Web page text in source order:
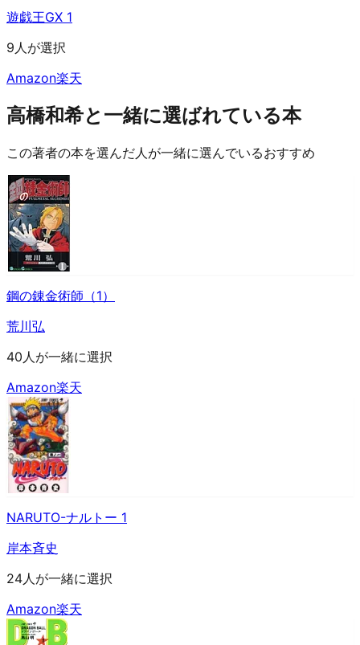
遊戯王GX 1
9人が選択
Amazon楽天
高橋和希と一緒に選ばれている本
この著者の本を選んだ人が一緒に選んでいるおすすめ
鋼の錬金術師（1）
荒川弘
40人が一緒に選択
Amazon楽天
NARUTO-ナルトー 1
岸本斉史
24人が一緒に選択
Amazon楽天